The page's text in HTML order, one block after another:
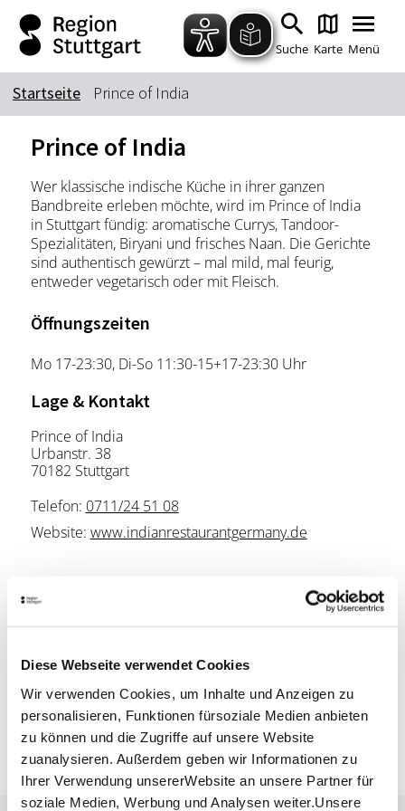
Diese Webseite verwendet Cookies
Wir verwenden Cookies, um Inhalte und Anzeigen zu
personalisieren, Funktionen fürsoziale Medien anbieten
zu können und die Zugriffe auf unsere Website
zuanalysieren. Außerdem geben wir Informationen zu
Ihrer Verwendung unsererWebsite an unsere Partner für
soziale Medien, Werbung und Analysen weiter.Unsere
Zum Hauptinhalt springen
Zur Suche springen
Zur Hauptnavigation
Zum Footer springen
Suche Karte Menü
Suchbegriff
Das könnte Sie interessieren
Stadtführungen
Tickets
Citytour
Übernachtung
Erlebnisse
Essen & Trinken
Wein
Startseite Prince of India
Prince of India
Wer klassische indische Küche in ihrer ganzen
Bandbreite erleben möchte, wird im Prince of India
in Stuttgart fündig: aromatische Currys, Tandoor-
Spezialitäten, Biryani und frisches Naan. Die Gerichte
sind authentisch gewürzt – mal mild, mal feurig,
entweder vegetarisch oder mit Fleisch.
Öffnungszeiten
Mo 17-23:30, Di-So 11:30-15+17-23:30 Uhr
Lage & Kontakt
Prince of India
Urbanstr. 38
70182 Stuttgart
Telefon: 0711/24 51 08
Website: www.indianrestaurantgermany.de
Deutsche Bahn AG
Fahrplanauskunft der DB
Google Maps
Google Maps Route